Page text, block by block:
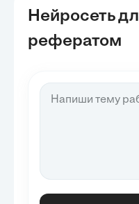
Нейросеть
рефератом